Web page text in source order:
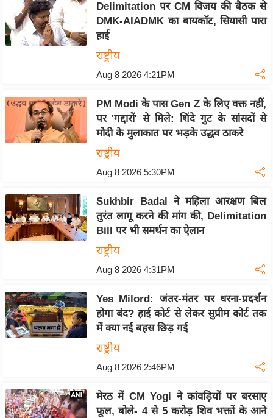
क्रा
इ
पे
र
बे
मि
ख्सि
य
त
डि
या
Delimitation पर CM विजय की बैठक से
DMK-AIADMK का बायकॉट, सियासी पारा
हाई
राष्ट्रीय
Aug 8 2026 4:21PM
PM Modi के पास Gen Z के लिए वक्त नहीं,
पर 'गद्दारों' से मिले: शिंदे गुट के सांसदों से
मोदी के मुलाकात पर भड़के उद्धव ठाकरे
राष्ट्रीय
Aug 8 2026 5:30PM
Sukhbir Badal ने महिला आरक्षण बिल
तुरंत लागू करने की मांग की, Delimitation
Bill पर भी समर्थन का ऐलान
राष्ट्रीय
Aug 8 2026 4:31PM
Yes Milord: जंतर-मंतर पर धरना-प्रदर्शन
होगा बंद? हाई कोर्ट से लेकर सुप्रीम कोर्ट तक
में क्या नई बहस छिड़ गई
राष्ट्रीय
Aug 8 2026 2:46PM
मेरठ में CM Yogi ने कांवड़ियों पर बरसाए
फूल, बोले- 4 से 5 करोड़ शिव भक्तों के आने